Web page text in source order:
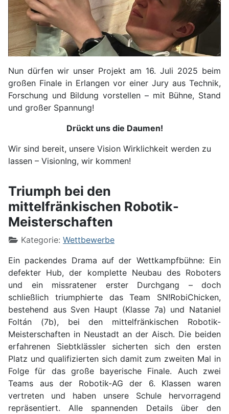
Nun dürfen wir unser Projekt am 16. Juli 2025 beim
großen Finale in Erlangen vor einer Jury aus Technik,
Forschung und Bildung vorstellen – mit Bühne, Stand
und großer Spannung!
Drückt uns die Daumen!
Wir sind bereit, unsere Vision Wirklichkeit werden zu
lassen – VisionIng, wir kommen!
Triumph bei den
mittelfränkischen Robotik-
Meisterschaften
Kategorie: Wettbewerbe
Ein packendes Drama auf der Wettkampfbühne: Ein
defekter Hub, der komplette Neubau des Roboters
und ein missratener erster Durchgang – doch
schließlich triumphierte das Team SN!RobiChicken,
bestehend aus Sven Haupt (Klasse 7a) und Nataniel
Foltán (7b), bei den mittelfränkischen Robotik-
Meisterschaften in Neustadt an der Aisch. Die beiden
erfahrenen Siebtklässler sicherten sich den ersten
Platz und qualifizierten sich damit zum zweiten Mal in
Folge für das große bayerische Finale. Auch zwei
Teams aus der Robotik-AG der 6. Klassen waren
vertreten und haben unsere Schule hervorragend
repräsentiert. Alle spannenden Details über den